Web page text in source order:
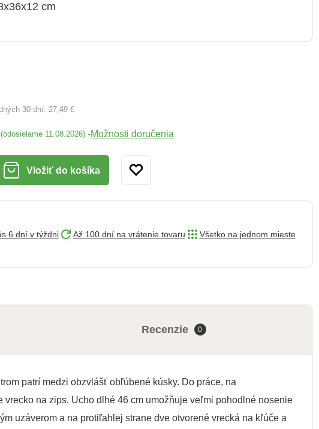
cm
30 dní: 27,49 €
(odosielame 11.08.2026) -Možnosti doručenia
Vložiť do košíka
6 dní v týždni Až 100 dní na vrátenie tovaru Všetko na jednom mieste
Recenzie 0
patrí medzi obzvlášť obľúbené kúsky. Do práce, na
na zips. Ucho dlhé 46 cm umožňuje veľmi pohodlné nosenie
uzáverom a na protiľahlej strane dve otvorené vrecká na kľúče a